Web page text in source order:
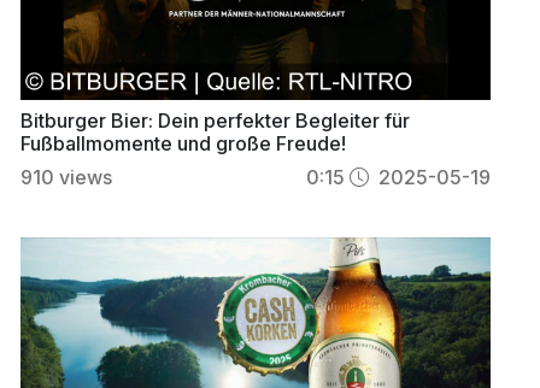
Bitburger Bier: Dein perfekter Begleiter für
Fußballmomente und große Freude!
910 views 0:15 2025-05-19